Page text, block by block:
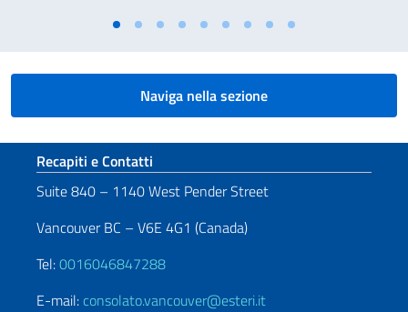
Naviga nella sezione
Sezione footer
Recapiti e Contatti
Suite 840 – 1140 West Pender Street
Vancouver BC – V6E 4G1 (Canada)
Tel:0016046847288
E-mail: consolato.vancouver@esteri.it